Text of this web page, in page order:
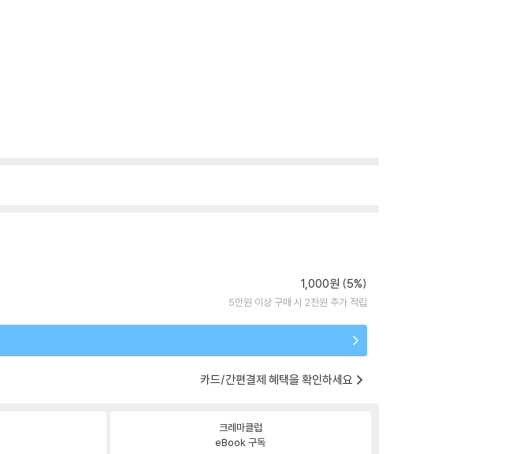
1,000원 (5%)
5만원 이상 구매 시 2천원 추가 적립
카드/간편결제 혜택을 확인하세요
크레마클럽
eBook 구독